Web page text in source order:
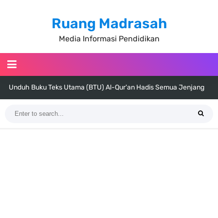
Ruang Madrasah
Media Informasi Pendidikan
Unduh Buku Teks Utama (BTU) Al-Qur'an Hadis Semua Jenjang